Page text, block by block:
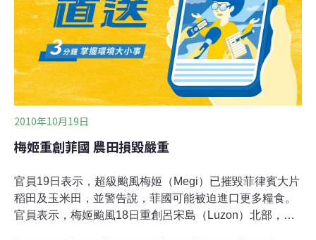
淹水警示都達一級警戒。水利局第一河川局長吳金水說，
排水系統一天可容納4百到5百毫米的降雨量，蘇澳地區4
個小時就下了近6百毫米，不管下在哪裡都會淹水，且昨
天是農曆十四，遇到滿潮，退水比較
2010年10月19日
梅姬重創菲國 農田損毀嚴重
官員19日表示，超級颱風梅姬（Megi）已摧毀菲律賓大片
稻田及玉米田，並警告說，菲國可能被迫進口更多糧食。
官員表示，梅姬颱風18日重創呂宋島（Luzon）北部，即